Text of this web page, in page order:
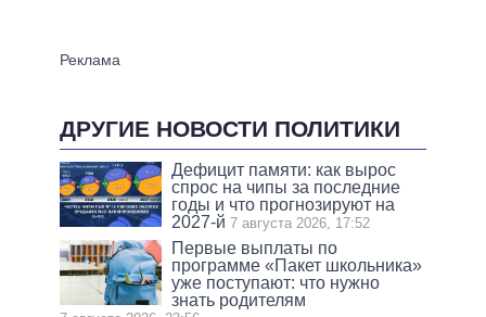
ДРУГИЕ НОВОСТИ ПОЛИТИКИ
Дефицит памяти: как вырос
спрос на чипы за последние
годы и что прогнозируют на
2027-й 7 августа 2026, 17:52
Первые выплаты по
программе «Пакет школьника»
уже поступают: что нужно
знать родителям